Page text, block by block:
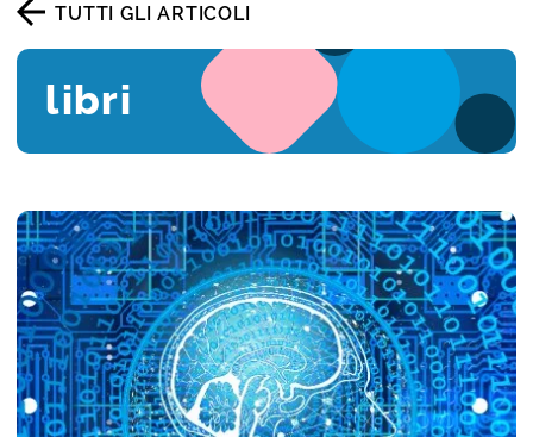
TUTTI GLI ARTICOLI
libri